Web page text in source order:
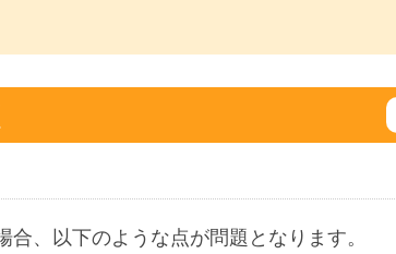
、以下のような点が問題となります。